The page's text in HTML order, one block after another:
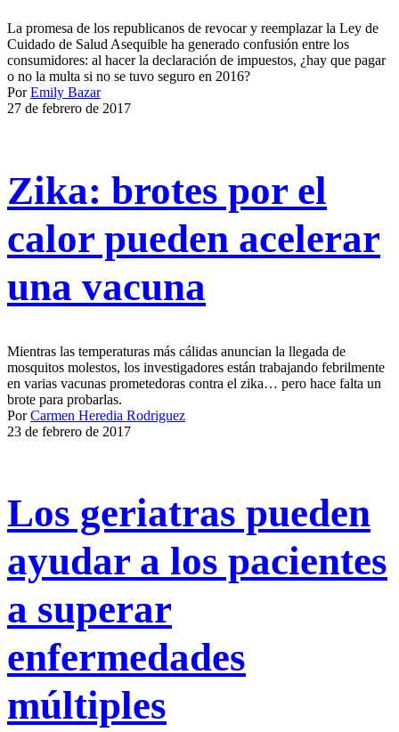
La promesa de los republicanos de revocar y reemplazar la Ley de
Cuidado de Salud Asequible ha generado confusión entre los
consumidores: al hacer la declaración de impuestos, ¿hay que pagar
o no la multa si no se tuvo seguro en 2016?
PorEmily Bazar
27 de febrero de 2017
Zika: brotes por el
calor pueden acelerar
una vacuna
Mientras las temperaturas más cálidas anuncian la llegada de
mosquitos molestos, los investigadores están trabajando febrilmente
en varias vacunas prometedoras contra el zika… pero hace falta un
brote para probarlas.
PorCarmen Heredia Rodriguez
23 de febrero de 2017
Los geriatras pueden
ayudar a los pacientes
a superar
enfermedades
múltiples